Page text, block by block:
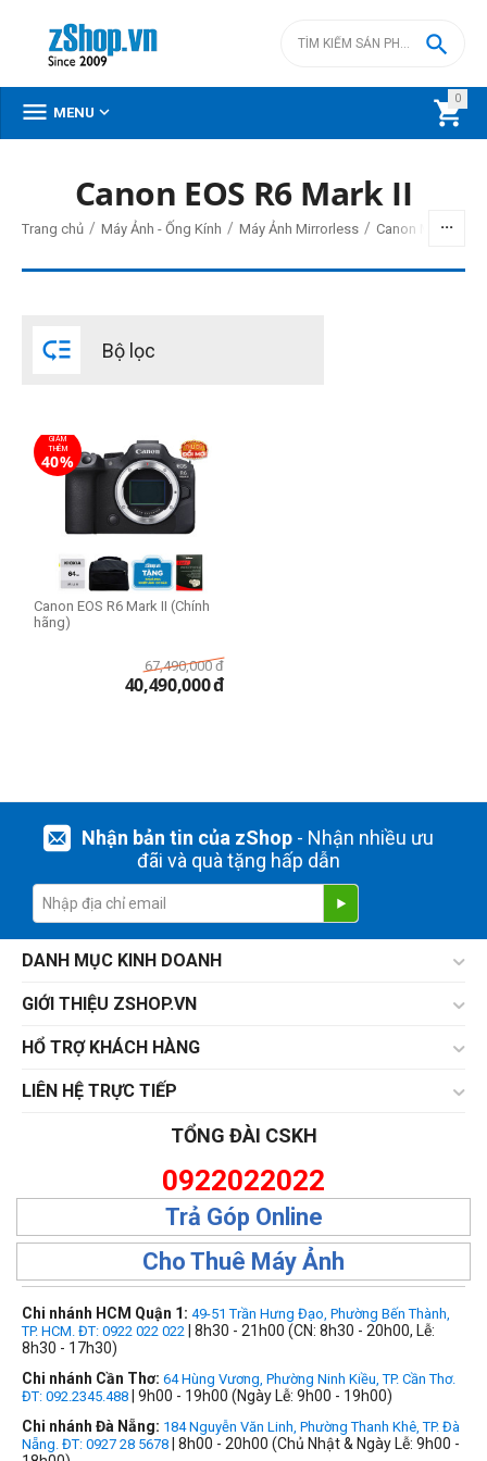
0


 MENU 
Bán chuyên
THIẾT LẬP LẠI
Canon EOS R6 Mark II
Trang chủ / Máy Ảnh - Ống Kính / Máy Ảnh Mirrorless / Canon Mirrorless
 Bộ lọc
GIẢM
THÊM
40%
Canon EOS R6 Mark II (Chính
hãng)
67,490,000 đ
40,490,000đ
Nhận bản tin của zShop- Nhận nhiều ưu
đãi và quà tặng hấp dẫn
DANH MỤC KINH DOANH
GIỚI THIỆU ZSHOP.VN
HỔ TRỢ KHÁCH HÀNG
LIÊN HỆ TRỰC TIẾP
TỔNG ĐÀI CSKH
0922022022
Trả Góp Online
Cho Thuê Máy Ảnh
Chi nhánh HCM Quận 1: 49-51 Trần Hưng Đạo, Phường Bến Thành,
TP. HCM. ĐT: 0922 022 022 | 8h30 - 21h00 (CN: 8h30 - 20h00, Lễ:
8h30 - 17h30)
Chi nhánh Cần Thơ: 64 Hùng Vương, Phường Ninh Kiều, TP. Cần Thơ.
ĐT: 092.2345.488 | 9h00 - 19h00 (Ngày Lễ: 9h00 - 19h00)
Chi nhánh Đà Nẵng: 184 Nguyễn Văn Linh, Phường Thanh Khê, TP. Đà
Nẵng. ĐT: 0927 28 5678 | 8h00 - 20h00 (Chủ Nhật & Ngày Lễ: 9h00 -